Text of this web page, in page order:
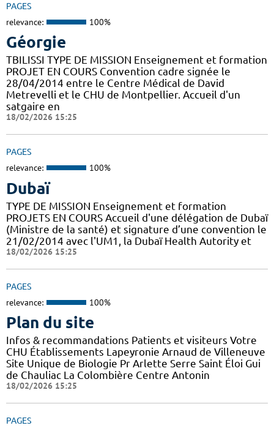
PAGES
relevance: 100%
Géorgie
TBILISSI TYPE DE MISSION Enseignement et formation
PROJET EN COURS Convention cadre signée le
28/04/2014 entre le Centre Médical de David
Metrevelli et le CHU de Montpellier. Accueil d'un
satgaire en
18/02/2026 15:25
PAGES
relevance: 100%
Dubaï
TYPE DE MISSION Enseignement et formation
PROJETS EN COURS Accueil d'une délégation de Dubaï
(Ministre de la santé) et signature d’une convention le
21/02/2014 avec l'UM1, la Dubaï Health Autority et
18/02/2026 15:25
PAGES
relevance: 100%
Plan du site
Infos & recommandations Patients et visiteurs Votre
CHU Établissements Lapeyronie Arnaud de Villeneuve
Site Unique de Biologie Pr Arlette Serre Saint Éloi Gui
de Chauliac La Colombière Centre Antonin
18/02/2026 15:25
PAGES